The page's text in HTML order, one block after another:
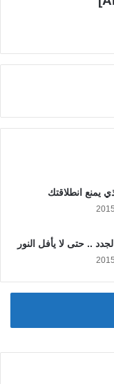
يمنع انطلاقتك
.. حتى لا يأفل النور